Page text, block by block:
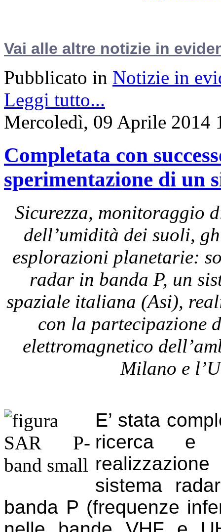
Vai alle altre notizie in
Pubblicato in Notizie in
Leggi tutto...
Mercoledì, 09 Aprile 2014
Completata con
sperimentazione di un
Sicurezza, monitoraggio
dell’umidità dei suoli,
esplorazioni planetarie:
radar in banda P, un
spaziale italiana (Asi),
con la partecipazione
elettromagnetico
Milano e
E’ stata
ricerca e
sistema
banda P (frequenze